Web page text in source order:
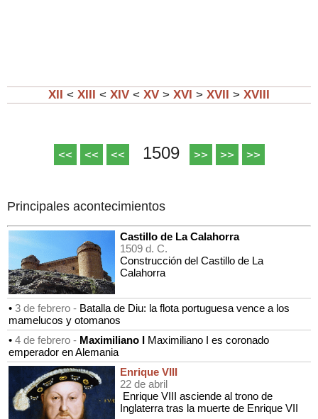
XII < XIII < XIV < XV > XVI > XVII > XVIII
<< << << 1509 >> >> >>
Principales acontecimientos
Castillo de La Calahorra
1509 d. C.
Construcción del Castillo de La
Calahorra
• 3 de febrero - Batalla de Diu: la flota portuguesa vence a los
mamelucos y otomanos
• 4 de febrero - Maximiliano I Maximiliano I es coronado
emperador en Alemania
Enrique VIII
22 de abril
Enrique VIII asciende al trono de
Inglaterra tras la muerte de Enrique VII